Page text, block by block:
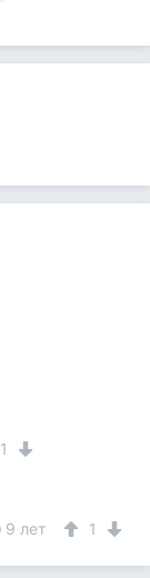
1
9 лет 1